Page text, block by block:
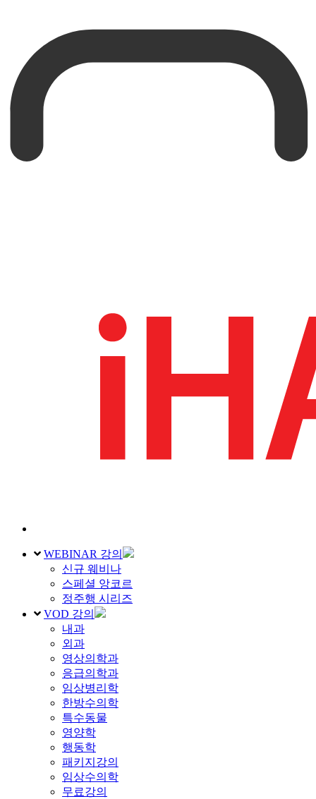
WEBINAR 강의
신규 웨비나
스페셜 앙코르
정주행 시리즈
VOD 강의
내과
외과
영상의학과
응급의학과
임상병리학
한방수의학
특수동물
영양학
행동학
패키지강의
임상수의학
무료강의